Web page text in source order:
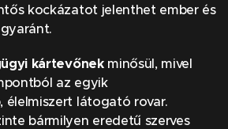
kockázatot jelenthet ember és
kártevőnekminősül, mivel
az egyik
élelmiszert látogató rovar.
bármilyen eredetű szerves